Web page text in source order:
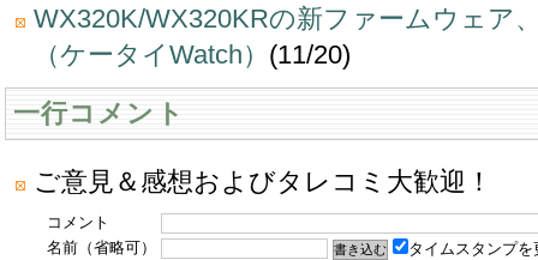
WX320K/WX320KRの新ファームウェア
（ケータイWatch） (11/20)
一行コメント
ご意見＆感想およびタレコミ大歓迎！
コメント
名前（省略可）
タイムスタンプを